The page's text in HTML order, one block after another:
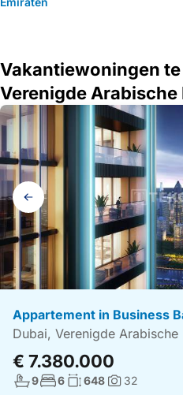
Vakantiewoningen
Verenigde Arabische
Galerij
navigatie
Appartement in Business
Dubai, Verenigde Arabische
€ 7.380.000
Aantal badkamers:
9Aantal slaapkamers:
6Woonoppervlakte:
648Foto's:
32